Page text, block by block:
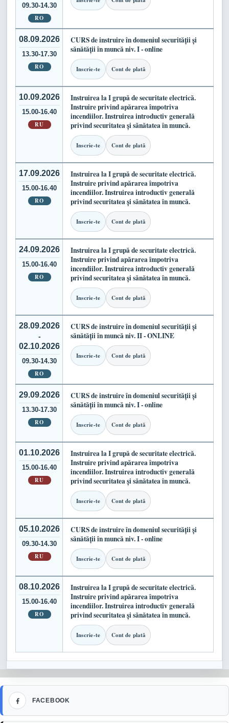
09.30-14.30
RO
08.09.2026
13.30-17.30
RO
CURS de instruire în domeniul securității și
sănătății în muncă niv. I - online
Inscrie-te Cont de plată
10.09.2026
15.00-16.40
RU
Instruirea la I grupă de securitate electrică.
Instruire privind apărarea împotriva
incendiilor. Instruirea introductiv generală
privind securitatea și sănătatea în muncă.
Inscrie-te Cont de plată
17.09.2026
15.00-16.40
RO
Instruirea la I grupă de securitate electrică.
Instruire privind apărarea împotriva
incendiilor. Instruirea introductiv generală
privind securitatea și sănătatea în muncă.
Inscrie-te Cont de plată
24.09.2026
15.00-16.40
RO
Instruirea la I grupă de securitate electrică.
Instruire privind apărarea împotriva
incendiilor. Instruirea introductiv generală
privind securitatea și sănătatea în muncă.
Inscrie-te Cont de plată
28.09.2026
-
02.10.2026
09.30-14.30
RO
CURS de instruire în domeniul securității și
sănătății în muncă niv. II - ONLINE
Inscrie-te Cont de plată
29.09.2026
13.30-17.30
RO
CURS de instruire în domeniul securității și
sănătății în muncă niv. I - online
Inscrie-te Cont de plată
01.10.2026
15.00-16.40
RU
Instruirea la I grupă de securitate electrică.
Instruire privind apărarea împotriva
incendiilor. Instruirea introductiv generală
privind securitatea și sănătatea în muncă.
Inscrie-te Cont de plată
05.10.2026
09.30-14.30
RU
CURS de instruire în domeniul securității și
sănătății în muncă niv. I - online
Inscrie-te Cont de plată
08.10.2026
15.00-16.40
RO
Instruirea la I grupă de securitate electrică.
Instruire privind apărarea împotriva
incendiilor. Instruirea introductiv generală
privind securitatea și sănătatea în muncă.
Inscrie-te Cont de plată
FACEBOOK
Facebook